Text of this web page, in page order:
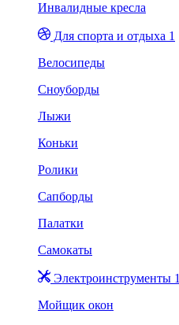
Инвалидные кресла
Для спорта и отдыха 1
Велосипеды
Сноуборды
Лыжи
Коньки
Ролики
Сапборды
Палатки
Самокаты
Электроинструменты 1
Мойщик окон